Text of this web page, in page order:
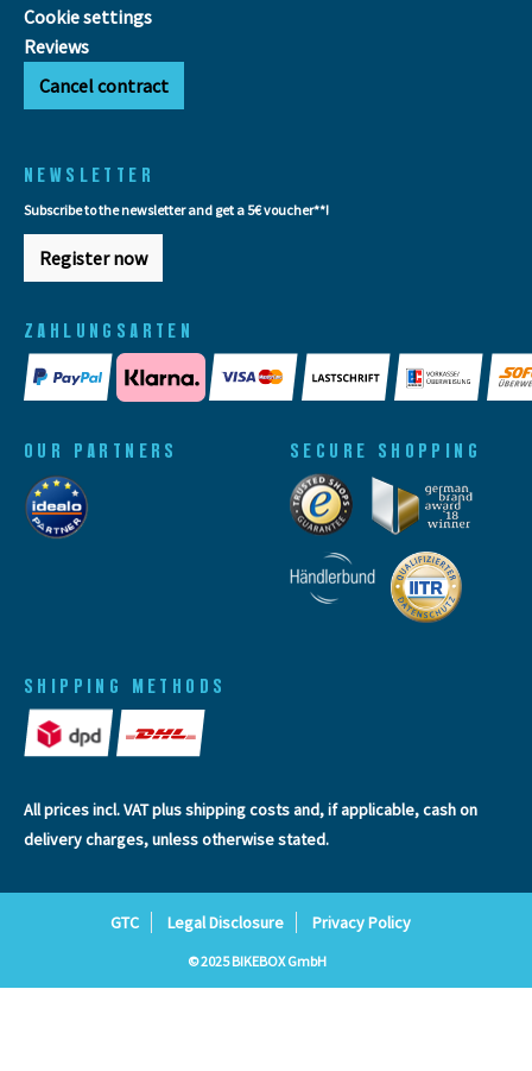
Cookie settings
Reviews
Cancel contract
NEWSLETTER
Subscribe to the newsletter and get a 5€ voucher**!
Register now
ZAHLUNGSARTEN
SHIPPING METHODS
OUR PARTNERS SECURE SHOPPING
All prices incl. VAT plusshipping costsand, if applicable, cash on
delivery charges, unless otherwise stated.
GTC Legal Disclosure Privacy Policy
© 2025 BIKEBOX GmbH